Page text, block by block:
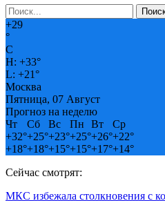
+29
°
C
H: +33°
L: +21°
Москва
Пятница, 07 Август
Прогноз на неделю
Чт
Сб Вс Пн Вт
Ср
+32°+25°+23°+25°+26°+22°
+18°+18°+15°+15°+17°+14°
Сейчас смотрят:
МКС избежала столкновения с